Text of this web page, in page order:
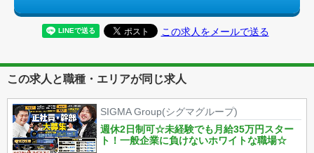
この求人をメールで送る
この求人と職種・エリアが同じ求人
SIGMA Group(シグマグループ)
週休2日制可☆未経験でも月給35万円スター
ト！一般企業に負けないホワイトな職場☆